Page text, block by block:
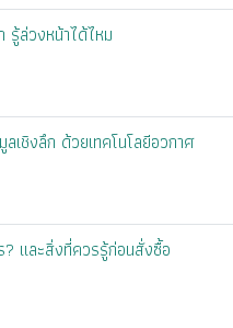
รู้ล่วงหน้าได้ไหม
ลเชิงลึก ด้วยเทคโนโลยีอวกาศ
? และสิ่งที่ควรรู้ก่อนสั่งซื้อ